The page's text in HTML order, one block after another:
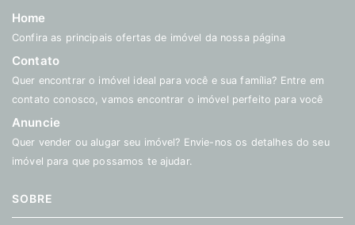
Home
Confira as principais ofertas de imóvel da nossa página
Contato
Quer encontrar o imóvel ideal para você e sua família? Entre em
contato conosco, vamos encontrar o imóvel perfeito para você
Anuncie
Quer vender ou alugar seu imóvel? Envie-nos os detalhes do seu
imóvel para que possamos te ajudar.
SOBRE